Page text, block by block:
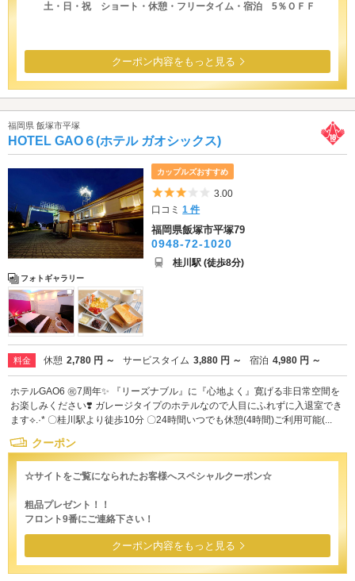
土・日・祝 ショート・休憩・フリータイム・宿泊 5％ＯＦＦ
クーポン内容をもっと見る
福岡県 飯塚市平塚
HOTEL GAO６(ホテル ガオシックス)
フォトギャラリー
カップルズおすすめ
5つ星のうち3
3.00
口コミ1 件
福岡県飯塚市平塚79
0948-72-1020
桂川駅 (徒歩8分)
料金 休憩 2,780 円 ～ サービスタイム 3,880 円 ～ 宿泊 4,980 円 ～
ホテルGAO6 ㊗️7周年✨ 『リーズナブル』に『心地よく』寛げる非日常空間を
お楽しみください❣️ ガレージタイプのホテルなので人目にふれずに入退室でき
ます⟡.·* 〇桂川駅より徒歩10分 〇24時間いつでも休憩(4時間)ご利用可能(...
クーポン
☆サイトをご覧になられたお客様へスペシャルクーポン☆
粗品プレゼント！！
フロント9番にご連絡下さい！
クーポン内容をもっと見る